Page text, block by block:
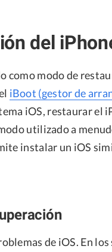
del
como modo de
iBoot (gestor de
iOS, restaurar el
utilizado a
instalar un iOS
de iOS. En